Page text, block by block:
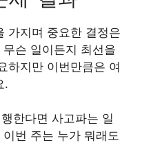
가지며 중요한 결정은
슨 일이든지 최선을
하지만 이번만큼은 여
.
한다면 사고파는 일
번 주는 누가 뭐래도